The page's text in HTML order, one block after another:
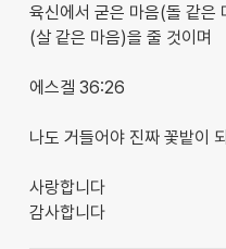
육신에서 굳은 마음(돌 같은
(살 같은 마음)을 줄 것이며
에스겔 36:26
나도 거들어야 진짜 꽃밭이
사랑합니다
감사합니다